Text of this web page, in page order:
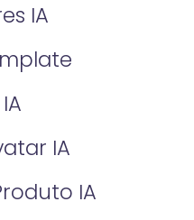
IA
IA
IA